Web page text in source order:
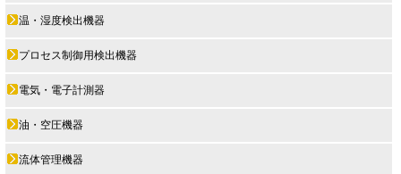
温・湿度検出機器
プロセス制御用検出機器
電気・電子計測器
油・空圧機器
流体管理機器